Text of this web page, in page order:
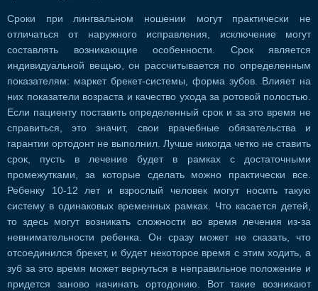
Сроки при лингвальном ношении могут практически не
отличаться от наружного исправления, исключение могут
составлять возникающие особенности. Срок является
индивидуальной вещью, он рассчитывается по определенным
показателям: маркет брекет-системы, форма зубов. Влияет на
них показатели возраста и качество ухода за ротовой полостью.
Если пациенту поставить определенный срок и за это время не
справиться, это значит, свои врачебные обязательства и
гарантии ортодонт не выполнил. Лучше никогда четко не ставить
срок, пусть в лечение будет в рамках с достаточными
промежутками, за которые сделать можно практически все.
Ребенку 10-12 лет и взрослый человек могут носить такую
систему в одинаковых временных рамках. Что касается детей,
то здесь могут возникать сложности во время лечения из-за
невнимательности ребенка. Он сразу может не сказать, что
отсоединился брекет, и будет некоторое время с этим ходить, а
зуб за это время может вернуться в неправильное положение и
придется заново начинать ортодонию. Вот такие возникают